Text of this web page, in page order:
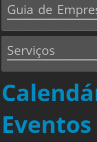
Guia de
Serviços
Eventos